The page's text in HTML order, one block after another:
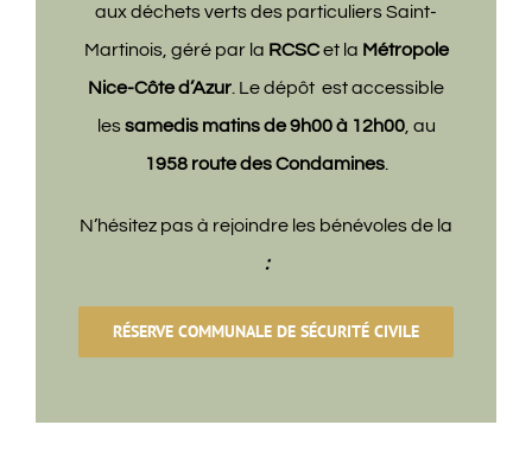
aux déchets verts des particuliers Saint-
Martinois, géré par la RCSCet la Métropole
Nice-Côte d’Azur . Le dépôt est accessible
lessamedis matins de 9h00 à 12h00, au
1958 route des Condamines.
N’hésitez pas à rejoindre les bénévoles de la
:
RÉSERVE COMMUNALE DE SÉCURITÉ CIVILE